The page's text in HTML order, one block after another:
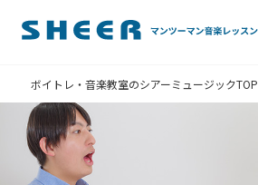
ボイトレ・音楽教室のシアーミュージックTOP